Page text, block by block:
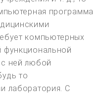
программа
компьютерных
функциональной
с ней любой
то
лаборатория. С